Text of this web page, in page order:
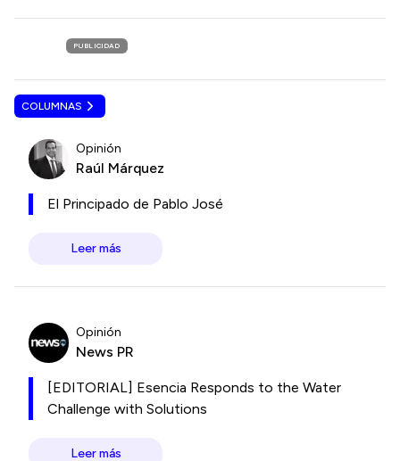
PUBLICIDAD
COLUMNAS
Opinión
Raúl Márquez
El Principado de Pablo José
Leer más
Opinión
News PR
[EDITORIAL] Esencia Responds to the Water
Challenge with Solutions
Leer más